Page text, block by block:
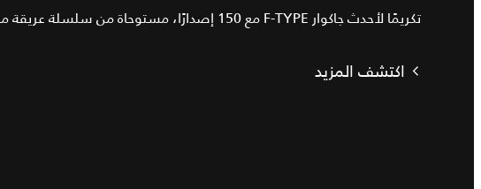
تكريمًا لأحدث جاكوار F-TYPE مع 150 إصدارًا، مستوحاة من سلسلة عريقة من سيارات السباق.
اكتشف المزيد